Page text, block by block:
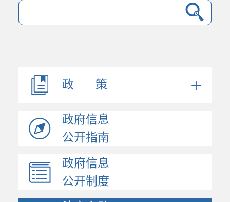
政 策
政府信息
公开指南
政府信息
公开制度
人事信息
政府工作报告
统计信息
政府采购
价格与收费